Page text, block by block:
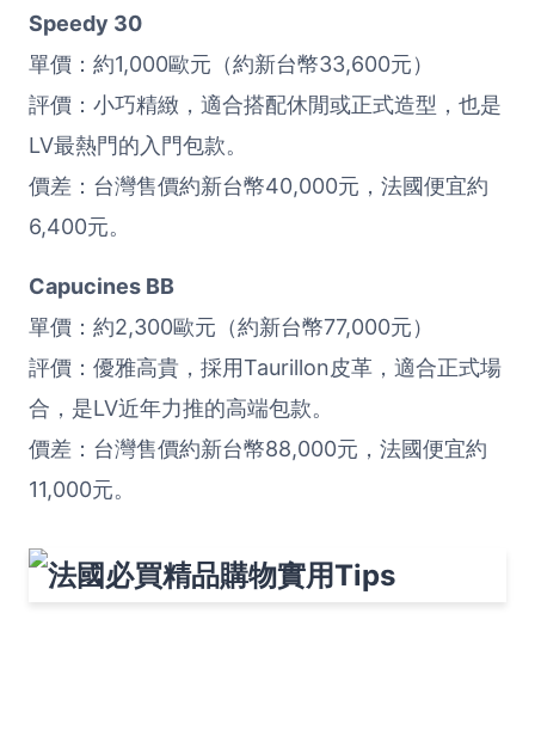
Speedy 30
單價：約1,000歐元（約新台幣33,600元）
評價：小巧精緻，適合搭配休閒或正式造型，也是
LV最熱門的入門包款。
價差：台灣售價約新台幣40,000元，法國便宜約
6,400元。
Capucines BB
單價：約2,300歐元（約新台幣77,000元）
評價：優雅高貴，採用Taurillon皮革，適合正式場
合，是LV近年力推的高端包款。
價差：台灣售價約新台幣88,000元，法國便宜約
11,000元。